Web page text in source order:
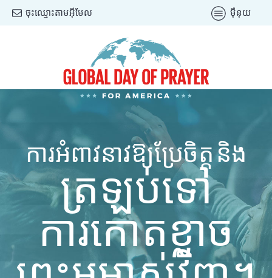
ចុះឈ្មោះតាមអ៊ីមែល ម៉ឺនុយ
ការអំពាវនាវឱ្យប្រែចិត្ត និង
ត្រឡប់ទៅ
ការកោតខ្លាច